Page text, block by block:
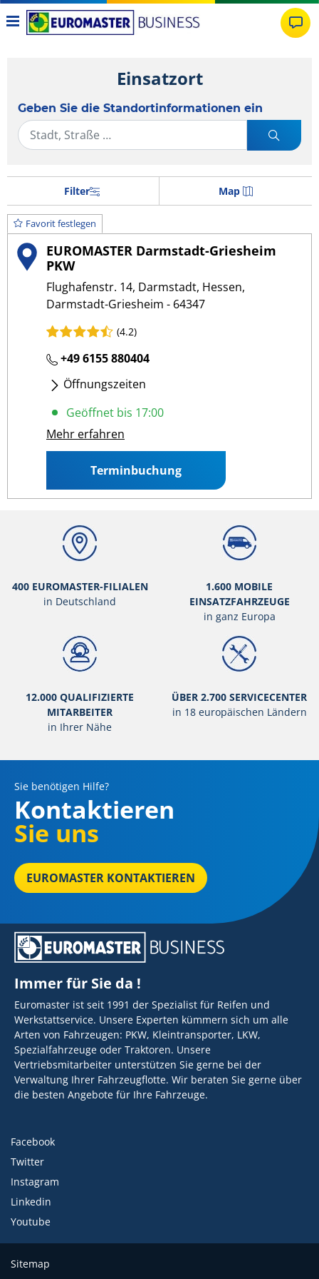
Einsatzort
Geben Sie die Standortinformationen ein
Filter Map
Favorit festlegen
EUROMASTER Darmstadt-Griesheim
PKW
Flughafenstr. 14, Darmstadt, Hessen,
Darmstadt-Griesheim - 64347
(4.2)
+49 6155 880404
Öffnungszeiten
Mo- Fr:08:00 17:00
Sa
08:00 12:00
Geöffnet bis 17:00
Mehr erfahren
Terminbuchung
400 EUROMASTER-FILIALEN
in Deutschland
1.600 MOBILE
EINSATZFAHRZEUGE
in ganz Europa
12.000 QUALIFIZIERTE
MITARBEITER
in Ihrer Nähe
ÜBER 2.700 SERVICECENTER
in 18 europäischen Ländern
Sie benötigen Hilfe?
Kontaktieren
Sie uns
EUROMASTER KONTAKTIEREN
Immer für Sie da !
Euromaster ist seit 1991 der Spezialist für Reifen und
Werkstattservice. Unsere Experten kümmern sich um alle
Arten von Fahrzeugen: PKW, Kleintransporter, LKW,
Spezialfahrzeuge oder Traktoren. Unsere
Vertriebsmitarbeiter unterstützen Sie gerne bei der
Verwaltung Ihrer Fahrzeugflotte. Wir beraten Sie gerne über
die besten Angebote für Ihre Fahrzeuge.
Facebook
Twitter
Instagram
Linkedin
Youtube
Sitemap